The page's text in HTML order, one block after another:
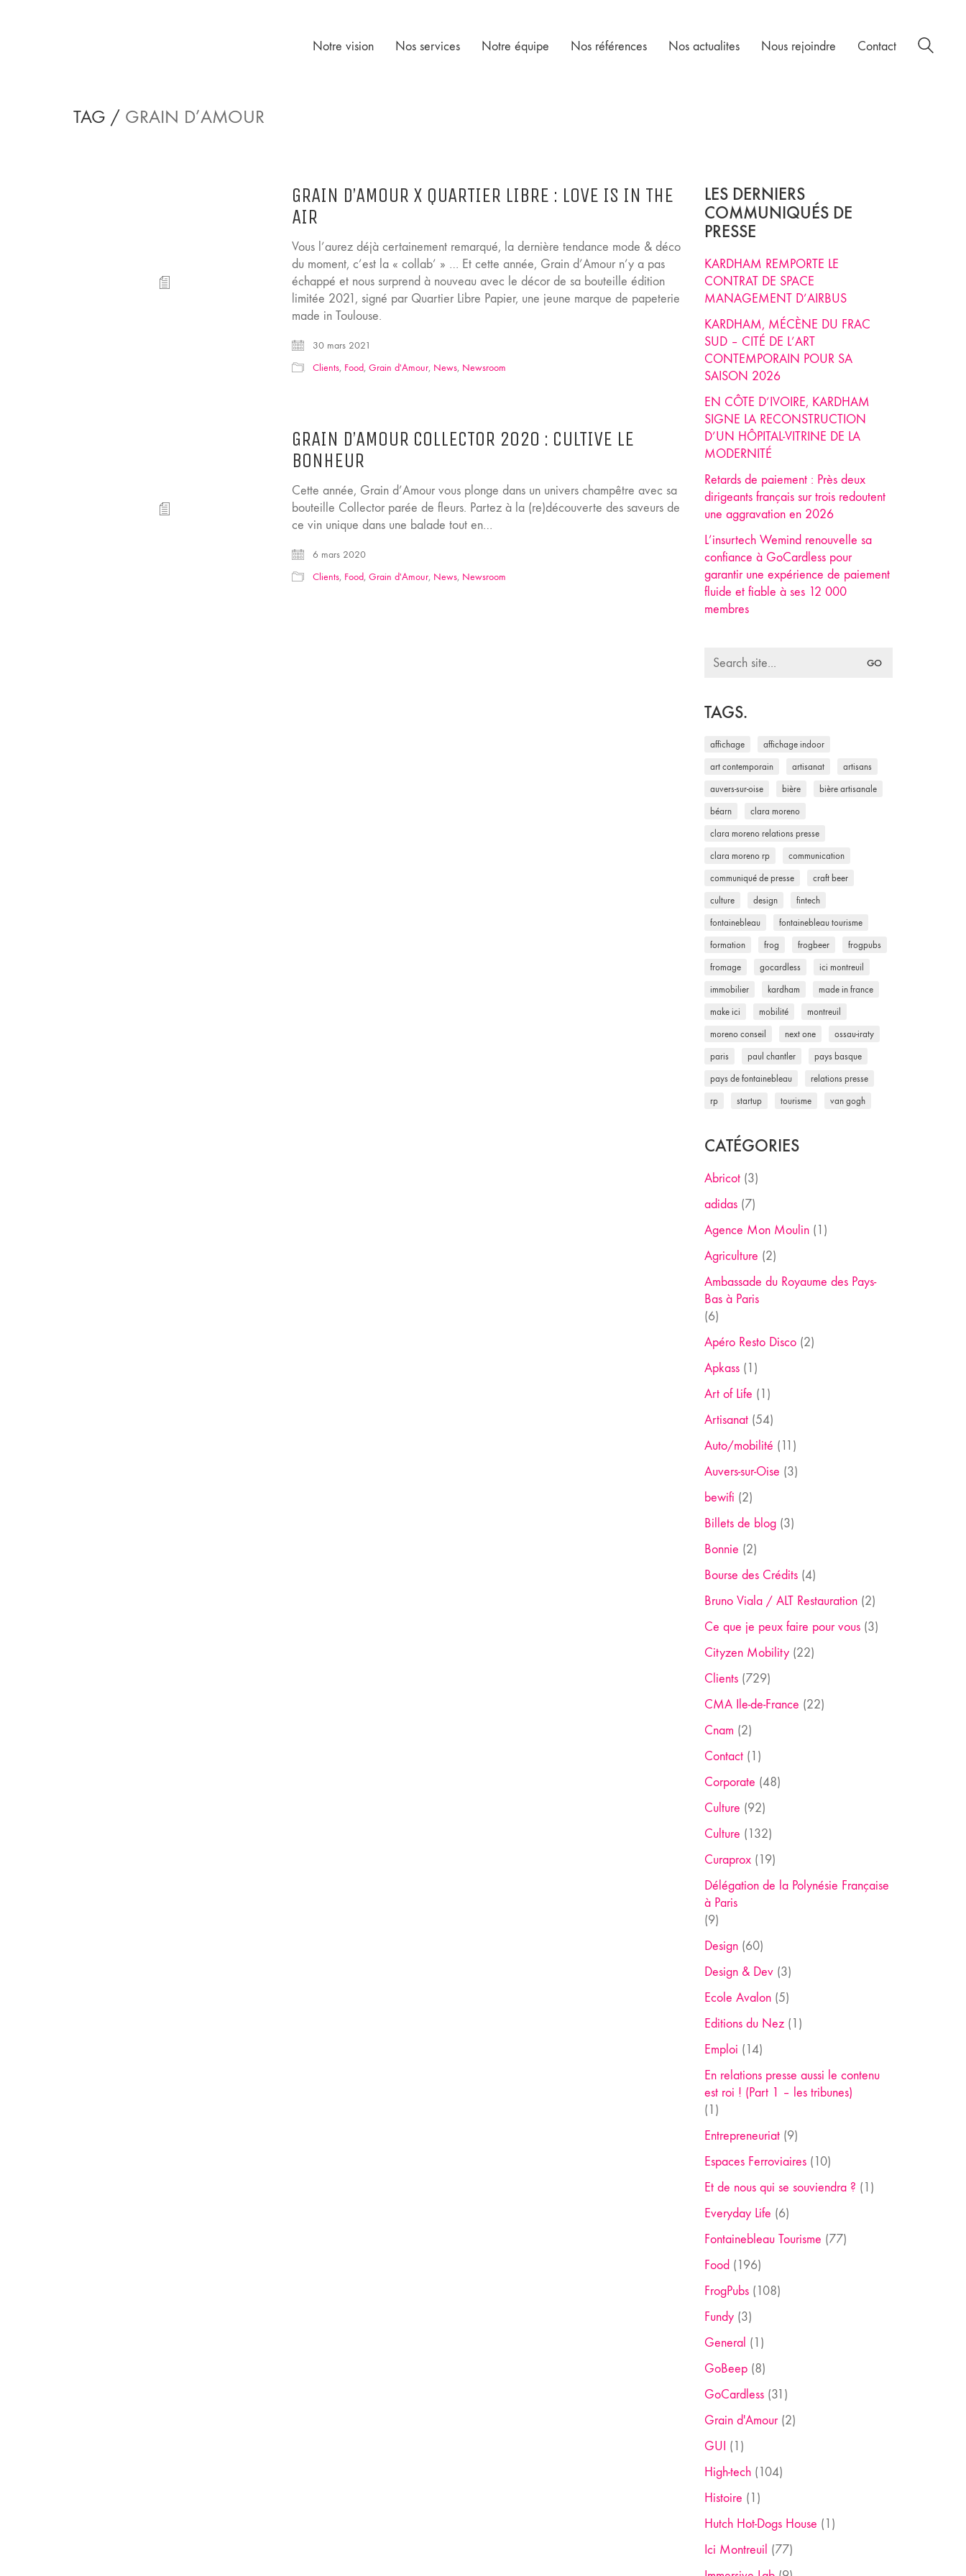
Notre vision Nos services Notre équipe Nos références Nos actualites Nous rejoindre Contact
TAG / GRAIN D’AMOUR
GRAIN D’AMOUR X QUARTIER LIBRE : LOVE IS IN THE
AIR
Vous l’aurez déjà certainement remarqué, la dernière tendance mode & déco
du moment, c’est la « collab’ » … Et cette année, Grain d’Amour n’y a pas
échappé et nous surprend à nouveau avec le décor de sa bouteille édition
limitée 2021, signé par Quartier Libre Papier, une jeune marque de papeterie
made in Toulouse.
30 mars 2021
Clients, Food,Grain d'Amour, News, Newsroom
GRAIN D’AMOUR COLLECTOR 2020 : CULTIVE LE
BONHEUR
Cette année, Grain d’Amour vous plonge dans un univers champêtre avec sa
bouteille Collector parée de fleurs. Partez à la (re)découverte des saveurs de
ce vin unique dans une balade tout en…
6 mars 2020
Clients, Food,Grain d'Amour, News, Newsroom
LES DERNIERS
COMMUNIQUÉS DE
PRESSE
KARDHAM REMPORTE LE
CONTRAT DE SPACE
MANAGEMENT D’AIRBUS
KARDHAM, MÉCÈNE DU FRAC
SUD – CITÉ DE L’ART
CONTEMPORAIN POUR SA
SAISON 2026
EN CÔTE D’IVOIRE, KARDHAM
SIGNE LA RECONSTRUCTION
D’UN HÔPITAL-VITRINE DE LA
MODERNITÉ
Retards de paiement : Près deux
dirigeants français sur trois redoutent
une aggravation en 2026
L’insurtech Wemind renouvelle sa
confiance à GoCardless pour
garantir une expérience de paiement
fluide et fiable à ses 12 000
membres
Search
TAGS.
affichage affichage indoor
art contemporain artisanat artisans
auvers-sur-oise bière bière artisanale
béarn clara moreno
clara moreno relations presse
clara moreno rp communication
communiqué de presse craft beer
culture design fintech
fontainebleau fontainebleau tourisme
formation frog frogbeer frogpubs
fromage gocardless ici montreuil
immobilier kardham made in france
make ici mobilité montreuil
moreno conseil next one ossau-iraty
paris paul chantler pays basque
pays de fontainebleau relations presse
rp startup tourisme van gogh
CATÉGORIES
Abricot(3)
adidas(7)
Agence Mon Moulin(1)
Agriculture (2)
Ambassade du Royaume des Pays-
Bas à Paris
(6)
Apéro Resto Disco(2)
Apkass(1)
Art of Life (1)
Artisanat(54)
Auto/mobilité (11)
Auvers-sur-Oise (3)
bewifi (2)
Billets de blog(3)
Bonnie (2)
Bourse des Crédits(4)
Bruno Viala / ALT Restauration(2)
Ce que je peux faire pour vous(3)
Cityzen Mobility(22)
Clients(729)
CMA Ile-de-France (22)
Cnam (2)
Contact(1)
Corporate (48)
Culture (92)
Culture (132)
Curaprox(19)
Délégation de la Polynésie Française
à Paris
(9)
Design(60)
Design & Dev(3)
Ecole Avalon(5)
Editions du Nez(1)
Emploi (14)
En relations presse aussi le contenu
est roi ! (Part 1 – les tribunes)
(1)
Entrepreneuriat(9)
Espaces Ferroviaires(10)
Et de nous qui se souviendra ? (1)
Everyday Life (6)
Fontainebleau Tourisme (77)
Food (196)
FrogPubs(108)
Fundy(3)
General (1)
GoBeep(8)
GoCardless(31)
Grain d'Amour(2)
GUI (1)
High-tech(104)
Histoire (1)
Hutch Hot-Dogs House (1)
Ici Montreuil (77)